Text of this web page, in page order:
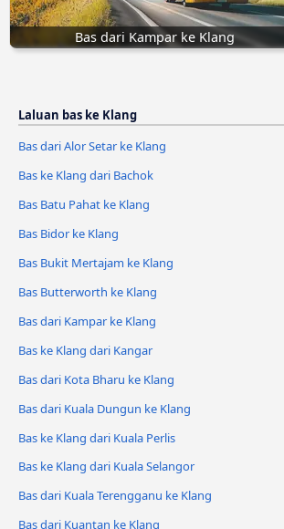
Bas dari Kampar ke Klang
Laluan bas ke Klang
Bas dari Alor Setar ke Klang
Bas ke Klang dari Bachok
Bas Batu Pahat ke Klang
Bas Bidor ke Klang
Bas Bukit Mertajam ke Klang
Bas Butterworth ke Klang
Bas dari Kampar ke Klang
Bas ke Klang dari Kangar
Bas dari Kota Bharu ke Klang
Bas dari Kuala Dungun ke Klang
Bas ke Klang dari Kuala Perlis
Bas ke Klang dari Kuala Selangor
Bas dari Kuala Terengganu ke Klang
Bas dari Kuantan ke Klang